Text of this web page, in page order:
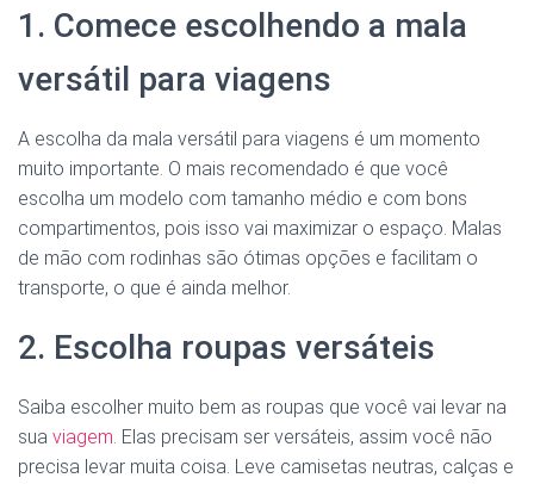
1. Comece escolhendo a mala
versátil para viagens
A escolha da mala versátil para viagens é um momento
muito importante. O mais recomendado é que você
escolha um modelo com tamanho médio e com bons
compartimentos, pois isso vai maximizar o espaço. Malas
de mão com rodinhas são ótimas opções e facilitam o
transporte, o que é ainda melhor.
2. Escolha roupas versáteis
Saiba escolher muito bem as roupas que você vai levar na
sua viagem. Elas precisam ser versáteis, assim você não
precisa levar muita coisa. Leve camisetas neutras, calças e